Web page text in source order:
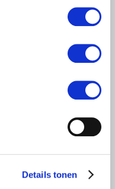
Details tonen
Kamerlid
van Jolmer de